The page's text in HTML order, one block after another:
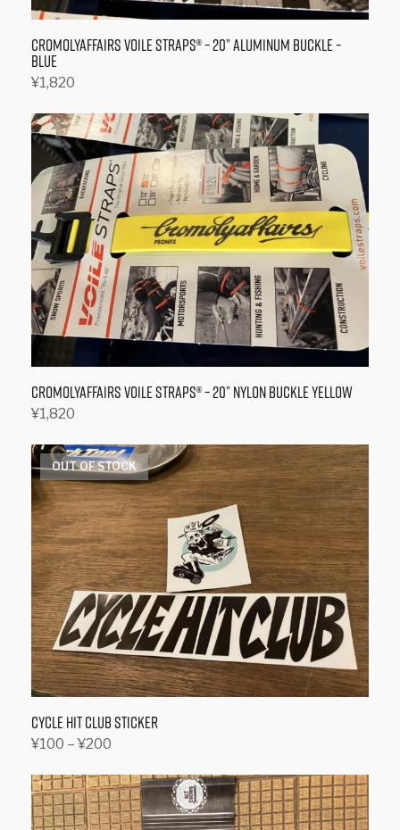
Cromolyaffairs Voile Straps® – 20” Aluminum Buckle –
Blue
¥1,820
CromolyAffairs Voile Straps® – 20” Nylon Buckle Yellow
¥1,820
OUT OF STOCK
CYCLE HIT CLUB Sticker
¥100 – ¥200
帯:
¥100
こ
の
商